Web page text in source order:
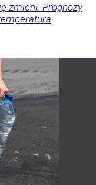
zmieni. Prognozy